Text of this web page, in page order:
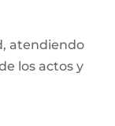
atendiendo
los actos y